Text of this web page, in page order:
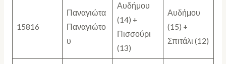
15816
Παναγιώτα
Παναγιώτο
υ
Αυδήμου
(14) +
Πισσούρι
(13)
Αυδήμου
(15) +
Σπιτάλι (12)